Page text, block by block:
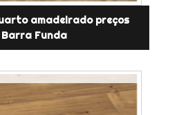
amadeirado preços
Barra Funda